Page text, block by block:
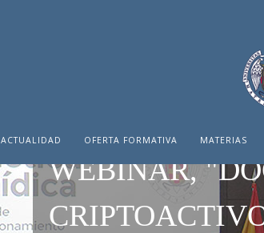
ACTUALIDAD OFERTA FORMATIVA MATERIAS
WEBINAR,